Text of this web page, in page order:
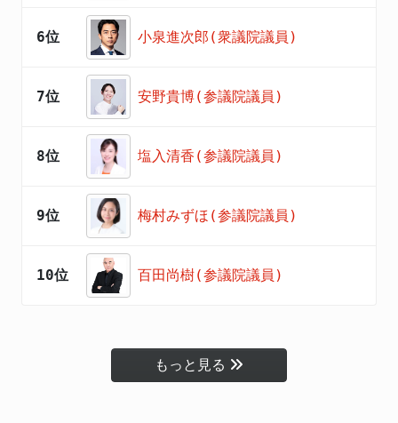
6位 小泉進次郎(衆議院議員)
7位 安野貴博(参議院議員)
8位 塩入清香(参議院議員)
9位 梅村みずほ(参議院議員)
10位 百田尚樹(参議院議員)
もっと見る